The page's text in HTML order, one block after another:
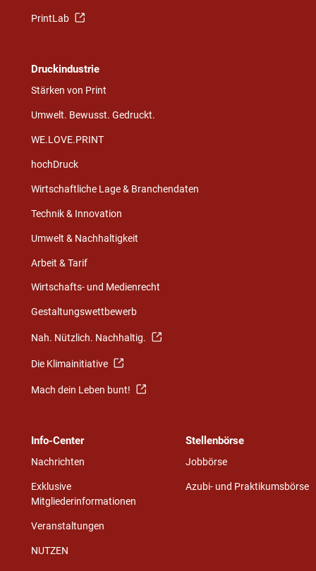
PrintLab
Druckindustrie
Stärken von Print
Umwelt. Bewusst. Gedruckt.
WE.LOVE.PRINT
hochDruck
Wirtschaftliche Lage & Branchendaten
Technik & Innovation
Umwelt & Nachhaltigkeit
Arbeit & Tarif
Wirtschafts- und Medienrecht
Gestaltungswettbewerb
Nah. Nützlich. Nachhaltig.
Die Klimainitiative
Mach dein Leben bunt!
Info-Center
Nachrichten
Exklusive
Mitgliederinformationen
Veranstaltungen
NUTZEN
Stellenbörse
Jobbörse
Azubi- und Praktikumsbörse